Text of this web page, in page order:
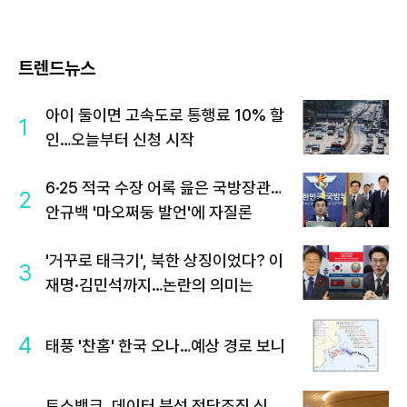
트렌드뉴스
1
아이 둘이면 고속도로 통행료 10% 할
인…오늘부터 신청 시작
2
6·25 적국 수장 어록 읊은 국방장관…
안규백 '마오쩌둥 발언'에 자질론
3
'거꾸로 태극기', 북한 상징이었다? 이
재명·김민석까지…논란의 의미는
4 태풍 '찬홈' 한국 오나…예상 경로 보니